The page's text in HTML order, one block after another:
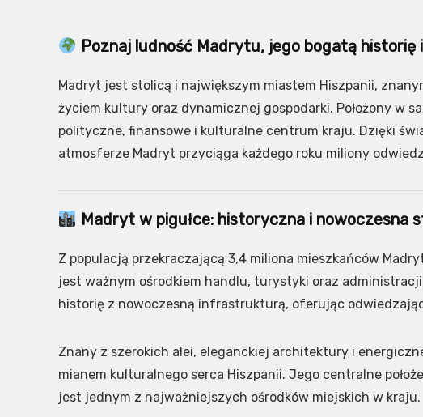
Poznaj ludność Madrytu, jego bogatą
Madryt jest stolicą i największym miastem Hiszpanii,
życiem kultury oraz dynamicznej gospodarki. Położony w
polityczne, finansowe i kulturalne centrum kraju. Dzięki
atmosferze Madryt przyciąga każdego roku miliony
Madryt w pigułce: historyczna i nowoczesna
Z populacją przekraczającą 3,4 miliona mieszkańców
jest ważnym ośrodkiem handlu, turystyki oraz
historię z nowoczesną infrastrukturą, oferując
Znany z szerokich alei, eleganckiej architektury i
mianem kulturalnego serca Hiszpanii. Jego centralne
jest jednym z najważniejszych ośrodków miejskich w kraju.